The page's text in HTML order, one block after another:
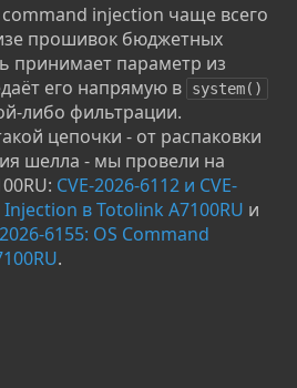
injection чаще всего
прошивок бюджетных
принимает параметр из
его напрямую в
system()
либо фильтрации.
цепочки - от распаковки
шелла - мы провели на
CVE-2026-6112 и CVE-
в Totolink A7100RU и
6155: OS Command
.